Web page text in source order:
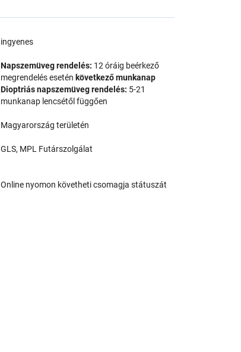
ingyenes
Napszemüveg rendelés: 12 óráig beérkező
megrendelés esetén következő munkanap
Dioptriás napszemüveg rendelés: 5-21
munkanap lencsétől függően
Magyarország területén
GLS, MPL Futárszolgálat
Online nyomon követheti csomagja státuszát